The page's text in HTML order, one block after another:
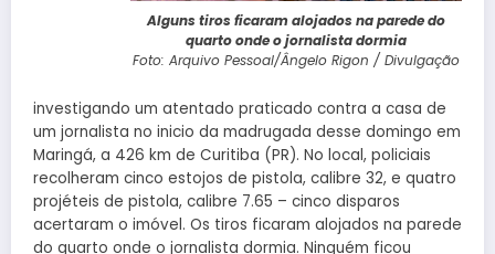
Alguns tiros ficaram alojados na parede do
quarto onde o jornalista dormia
Foto: Arquivo Pessoal/Ângelo Rigon / Divulgação
investigando um atentado praticado contra a casa de
um jornalista no inicio da madrugada desse domingo em
Maringá, a 426 km de Curitiba (PR). No local, policiais
recolheram cinco estojos de pistola, calibre 32, e quatro
projéteis de pistola, calibre 7.65 – cinco disparos
acertaram o imóvel. Os tiros ficaram alojados na parede
do quarto onde o jornalista dormia. Ninguém ficou